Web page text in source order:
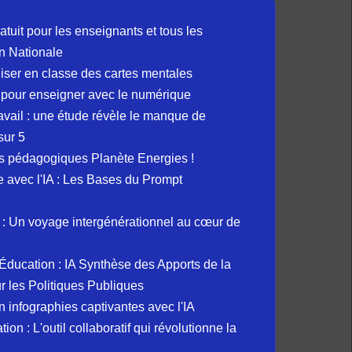
pour les enseignants et tous les
Nationale
en classe des cartes mentales
enseigner avec le numérique
: une étude révèle le manque de
5
pédagogiques Planète Energies !
avec l'IA : Les Bases du Prompt
: Un voyage intergénérationnel au cœur de
: IA Synthèse des Apports de la
les Politiques Publiques
infographies captivantes avec l'IA
: L'outil collaboratif qui révolutionne la